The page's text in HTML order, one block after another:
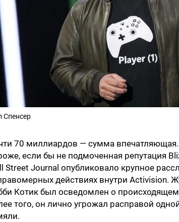
Спенсер
70 миллиардов — сумма
если бы не подмоченная репутация
Street Journal опубликовало крупное
действиях внутри Activision.
Котик был осведомлен о
того, он лично угрожал расправой